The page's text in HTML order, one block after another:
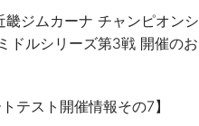
ジムカーナ チャンピオンシ
ドルシリーズ第3戦 開催のお
トテスト開催情報その7】